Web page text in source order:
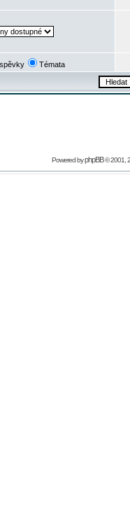
Témata
Powered byphpBB© 2001,